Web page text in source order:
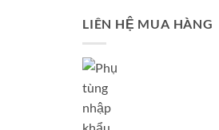
LIÊN HỆ MUA HÀNG